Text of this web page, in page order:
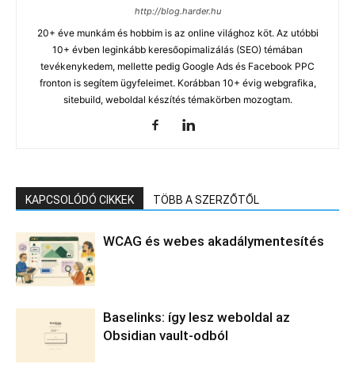
http://blog.harder.hu
20+ éve munkám és hobbim is az online világhoz köt. Az utóbbi
10+ évben leginkább keresőopimalizálás (SEO) témában
tevékenykedem, mellette pedig Google Ads és Facebook PPC
fronton is segítem ügyfeleimet. Korábban 10+ évig webgrafika,
sitebuild, weboldal készítés témakörben mozogtam.
KAPCSOLÓDÓ CIKKEK TÖBB A SZERZŐTŐL
WCAG és webes akadálymentesítés
Baselinks: így lesz weboldal az
Obsidian vault-odból